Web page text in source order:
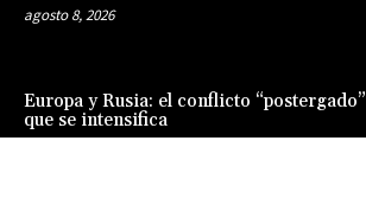
agosto 8, 2026
Europa y Rusia: el conflicto “postergado”
que se intensifica